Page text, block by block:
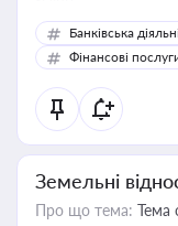
Банківська
Фінансові
Земельні
Про що тема: Тема